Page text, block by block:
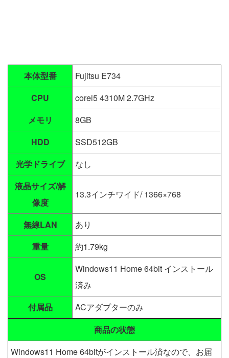
本体型番
Fujitsu E734
CPU
corei5 4310M 2.7GHz
メモリ
8GB
HDD
SSD512GB
光学ドライブ
なし
液晶サイズ/解
像度
13.3インチワイド/ 1366×768
無線LAN
あり
重量
約1.79kg
OS
Windows11 Home 64bit インストール
済み
付属品
ACアダプターのみ
商品の状態
Windows11 Home 64bitがインストール済なので、お届